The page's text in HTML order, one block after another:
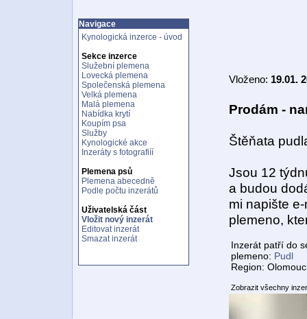
Navigace
Kynologická inzerce - úvod
Sekce inzerce
Služební plemena
Lovecká plemena
Společenská plemena
Velká plemena
Malá plemena
Nabídka krytí
Koupím psa
Služby
Kynologické akce
Inzeráty s fotografiíí
Plemena psů
Plemena abecedně
Podle počtu inzerátů
Uživatelská část
Vložit nový inzerát
Editovat inzerát
Smazat inzerát
Vloženo: 19.01.
Prodám -
Štěňata
Jsou 12
a budou
mi napište
plemeno,
Inzerát patří do
plemeno: Pudl
Region:
Zobrazit všechny